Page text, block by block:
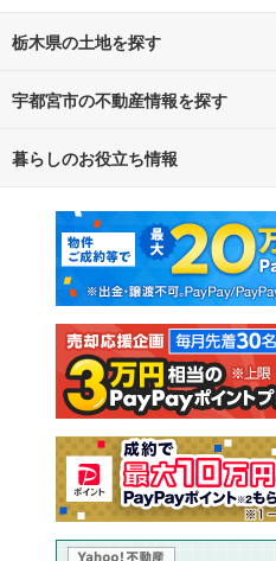
栃木県の土地を探す
路線・駅から探す
通勤・通学時間から探す
宇都宮市の不動産情報を探す
不動産・住宅
新築マンション
新築一戸建て
注文住宅
売却査定
暮らしのお役立ち情報
マンションカタログ